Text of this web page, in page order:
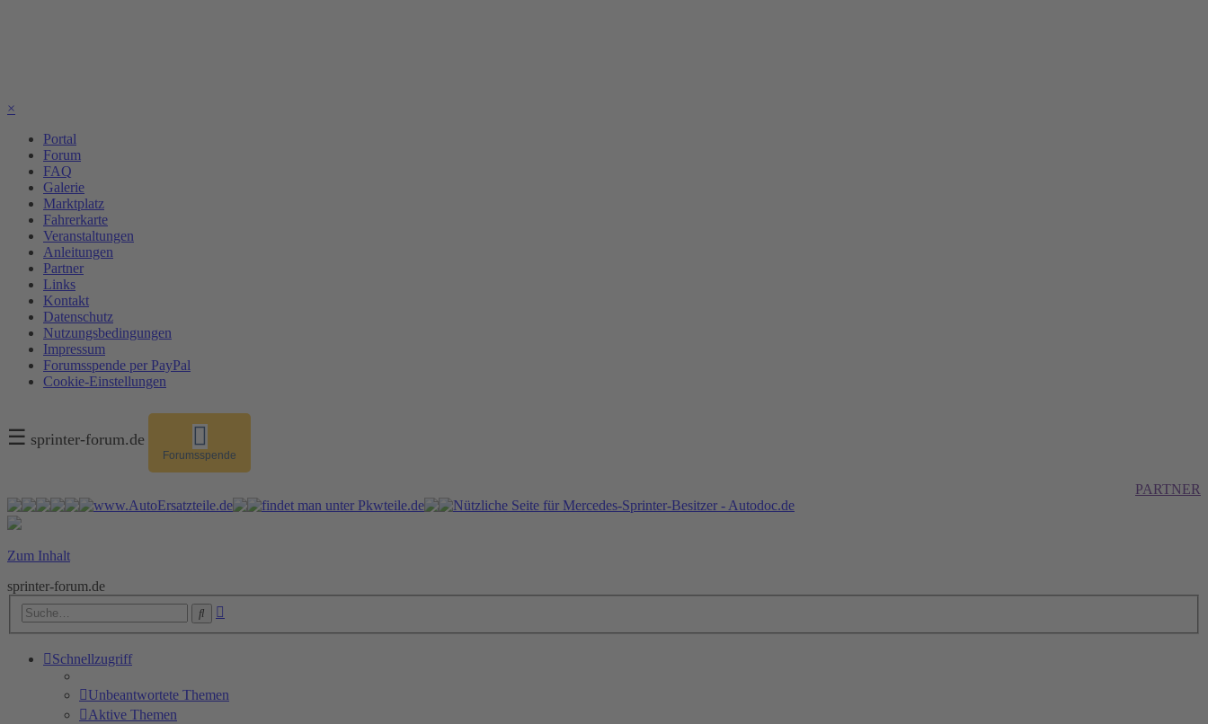
×
Portal
Forum
FAQ
Galerie
Marktplatz
Fahrerkarte
Veranstaltungen
Anleitungen
Partner
Links
Kontakt
Datenschutz
Nutzungsbedingungen
Impressum
Forumsspende per PayPal
Cookie-Einstellungen
☰ sprinter-forum.de
Forumsspende
PARTNER
Zum Inhalt
sprinter-forum.de
Suche
Schnellzugriff
Unbeantwortete Themen
Aktive Themen